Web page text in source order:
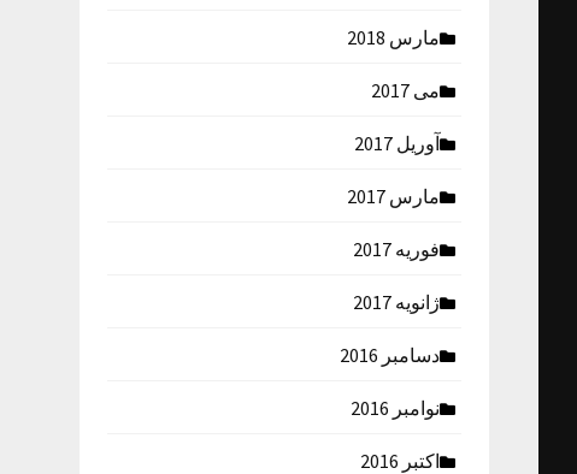
مارس 2018
می 2017
آوریل 2017
مارس 2017
فوریه 2017
ژانویه 2017
دسامبر 2016
نوامبر 2016
اکتبر 2016